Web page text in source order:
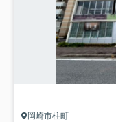
岡崎市柱町